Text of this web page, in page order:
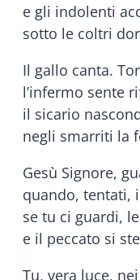
e gli indolenti
sotto le coltri
Il gallo canta.
l’infermo sente
il sicario
negli smarriti la
Gesù Signore,
quando, tentati,
se tu ci guardi,
e il peccato si
Tu, vera luce,